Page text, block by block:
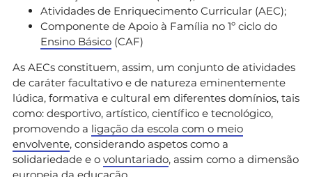
Atividades de Enriquecimento Curricular (AEC);
Componente de Apoio à Família no 1º ciclo do
Ensino Básico (CAF)
As AECs constituem, assim, um conjunto de atividades
de caráter facultativo e de natureza eminentemente
lúdica, formativa e cultural em diferentes domínios, tais
como: desportivo, artístico, científico e tecnológico,
promovendo a ligação da escola com o meio
envolvente, considerando aspetos como a
solidariedade e o voluntariado, assim como a dimensão